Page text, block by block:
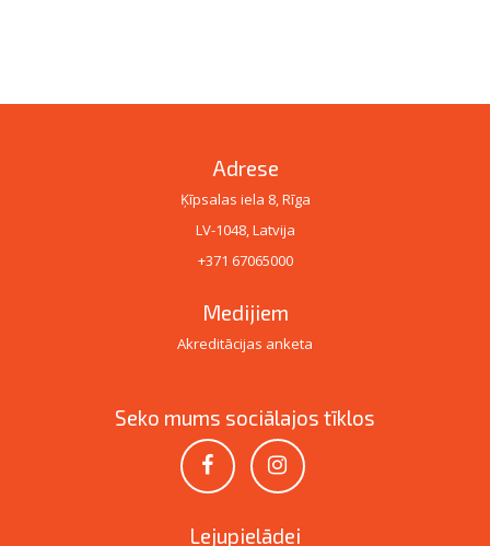
Adrese
Ķīpsalas iela 8, Rīga
LV-1048, Latvija
+371 67065000
Medijiem
Akreditācijas anketa
Seko mums sociālajos tīklos
Lejupielādei